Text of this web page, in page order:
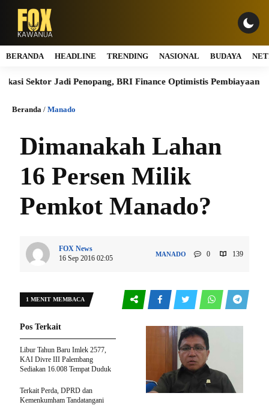
BERANDA HEADLINE TRENDING NASIONAL BUDAYA
Sektor Jadi Penopang, BRI Finance Optimistis Pembiayaan Alat
Beranda / Manado
Dimanakah Lahan
16 Persen Milik
Pemkot Manado?
FOX News
16 Sep 2016 02:05
MANADO 0 139
1 MENIT MEMBACA
Pos Terkait
Libur Tahun Baru Imlek 2577,
KAI Divre III Palembang
Sediakan 16.008 Tempat Duduk
Terkait Perda, DPRD dan
Kemenkumham Tandatangani